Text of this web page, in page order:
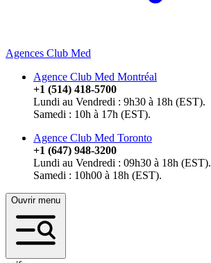
Agences Club Med
Agence Club Med Montréal
+1 (514) 418-5700
Lundi au Vendredi : 9h30 à 18h (EST).
Samedi : 10h à 17h (EST).
Agence Club Med Toronto
+1 (647) 948-3200
Lundi au Vendredi : 09h30 à 18h (EST).
Samedi : 10h00 à 18h (EST).
Ouvrir menu